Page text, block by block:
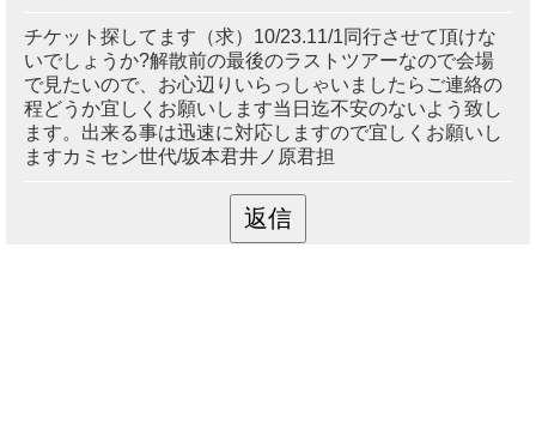
チケット探してます（求）10/23.11/1同行させて頂けな
いでしょうか?解散前の最後のラストツアーなので会場
で見たいので、お心辺りいらっしゃいましたらご連絡の
程どうか宜しくお願いします当日迄不安のないよう致し
ます。出来る事は迅速に対応しますので宜しくお願いし
ますカミセン世代/坂本君井ノ原君担